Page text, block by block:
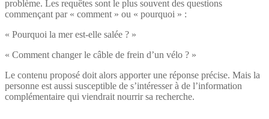
problème. Les requêtes sont le plus souvent des questions
commençant par « comment » ou « pourquoi » :
« Pourquoi la mer est-elle salée ? »
« Comment changer le câble de frein d’un vélo ? »
Le contenu proposé doit alors apporter une réponse précise. Mais la
personne est aussi susceptible de s’intéresser à de l’information
complémentaire qui viendrait nourrir sa recherche.